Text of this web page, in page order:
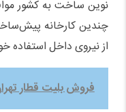
نوین ساخت به کشور
چندین کارخانه
از نیروی داخل استفاده
فروش بلیت قطار